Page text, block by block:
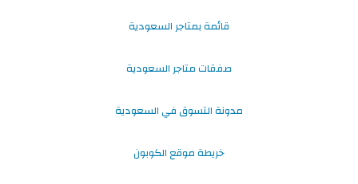
قائمة بمتاجر السعودية
صفقات متاجر السعودية
مدونة التسوق في السعودية
خريطة موقع الكوبون